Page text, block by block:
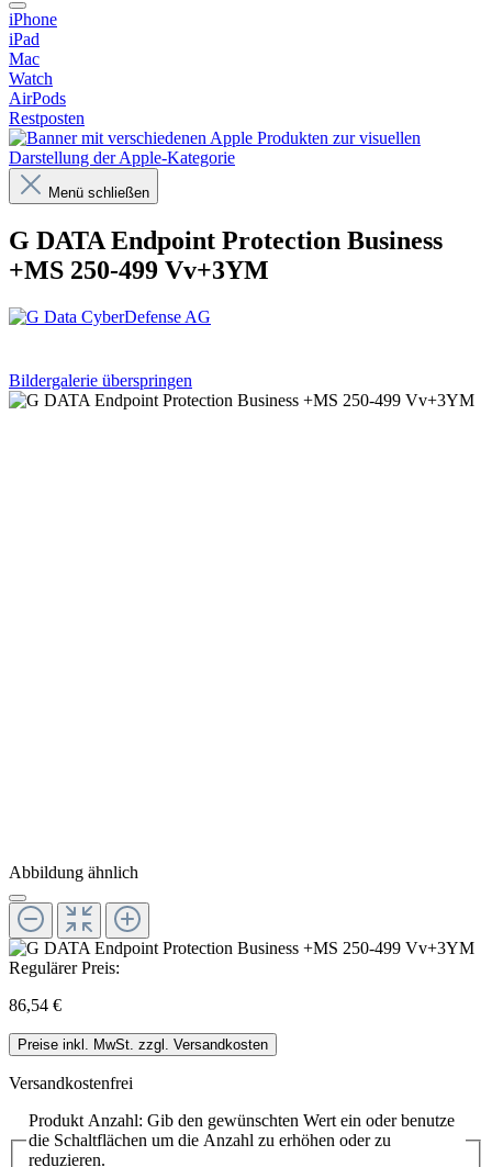
iPhone
iPad
Mac
Watch
AirPods
Restposten
Menü schließen
G DATA Endpoint Protection Business
+MS 250-499 Vv+3YM
Bildergalerie überspringen
Abbildung ähnlich
Regulärer Preis:
86,54 €
Preise inkl. MwSt. zzgl. Versandkosten
Versandkostenfrei
Produkt Anzahl: Gib den gewünschten Wert ein oder benutze
die Schaltflächen um die Anzahl zu erhöhen oder zu
reduzieren.